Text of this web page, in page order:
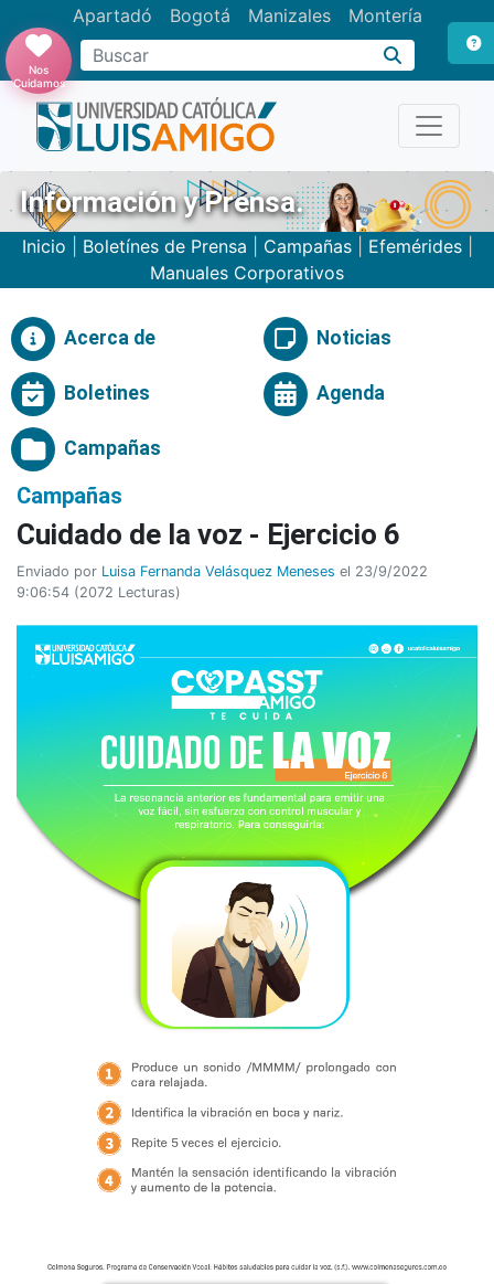
Apartadó Bogotá Manizales Montería
Buscar
Nos
Cuidamos
Información y Prensa.
Inicio Boletínes de Prensa Campañas| Efemérides|
Manuales Corporativos
Acerca de Noticias
Boletines Agenda
Campañas
Campañas
Cuidado de la voz - Ejercicio 6
Enviado por Luisa Fernanda Velásquez Meneses el 23/9/2022
9:06:54 (2072 Lecturas)